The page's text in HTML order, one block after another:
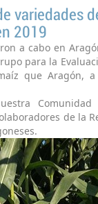
variedades
2019
a cabo en
para la
que Aragón,
de la